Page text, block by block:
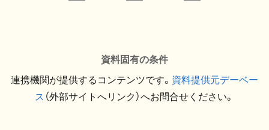
資料固有の条件
連携機関が提供するコンテンツです。 資料提供元デーベー
ス （外部サイトへリンク）へお問合せください。